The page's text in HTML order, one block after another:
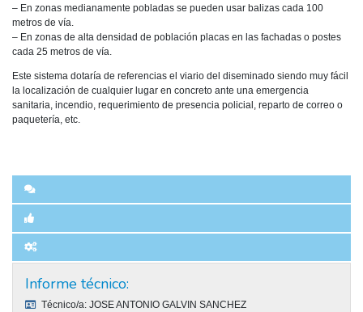
– En zonas medianamente pobladas se pueden usar balizas cada 100
metros de vía.
– En zonas de alta densidad de población placas en las fachadas o postes
cada 25 metros de vía.
Este sistema dotaría de referencias el viario del diseminado siendo muy fácil
la localización de cualquier lugar en concreto ante una emergencia
sanitaria, incendio, requerimiento de presencia policial, reparto de correo o
paquetería, etc.
Informe técnico:
Técnico/a: JOSE ANTONIO GALVIN SANCHEZ